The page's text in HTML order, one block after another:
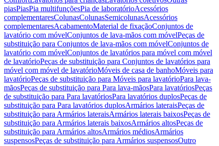
piasPiasPia multifunçõesPia de laboratórioAcessórios
complementaresColunasColunasSemicolunasAcessórios
complementaresAcabamentoMaterial de fixaçãoConjuntos de
lavatório com móvelConjuntos de lava-mãos com móvelPeças de
substituição para Conjuntos de lava-mãos com móvelConjuntos de
lavatório com móvelConjuntos de lavatórios para móvel com móvel
de lavatórioPeças de substituição para Conjuntos de lavatórios para
móvel com móvel de lavatórioMóveis de casa de banhoMóveis para
lavatórioPeças de substituição para Móveis para lavatórioPara lava-
mãosPeças de substituição para Para lava-mãosPara lavatóriosPeças
de substituição para Para lavatóriosPara lavatórios duplosPeças de
substituição para Para lavatórios duplosArmários lateraisPeças de
substituição para Armários lateraisArmários laterais baixosPeças de
substituição para Armários laterais baixosArmários altosPeças de
substituição para Armários altosArmários médiosArmários
suspensosPeças de substituição para Armários suspensosOutro